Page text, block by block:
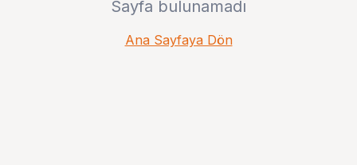
Sayfa bulunamadı
Ana Sayfaya Dön